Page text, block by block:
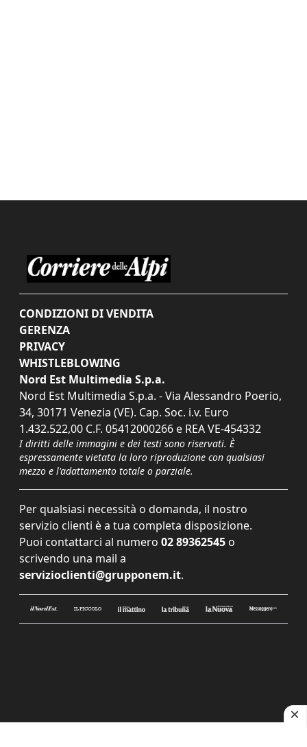
CONDIZIONI DI VENDITA
GERENZA
PRIVACY
WHISTLEBLOWING
Nord Est Multimedia S.p.a.
Nord Est Multimedia S.p.a. - Via Alessandro Poerio,
34, 30171 Venezia (VE). Cap. Soc. i.v. Euro
1.432.522,00 C.F. 05412000266 e REA VE-454332
I diritti delle immagini e dei testi sono riservati. È
espressamente vietata la loro riproduzione con qualsiasi
mezzo e l'adattamento totale o parziale.
Per qualsiasi necessità o domanda, il nostro
servizio clienti è a tua completa disposizione.
Puoi contattarci al numero 02 89362545 o
scrivendo una mail a
servizioclienti@grupponem.it.